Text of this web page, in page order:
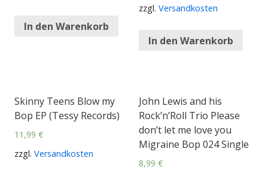
In den Warenkorb
zzgl. Versandkosten
In den Warenkorb
Skinny Teens Blow my
Bop EP (Tessy Records)
11,99 €
zzgl. Versandkosten
John Lewis and his
Rock’n’Roll Trio Please
don’t let me love you
Migraine Bop 024 Single
8,99 €